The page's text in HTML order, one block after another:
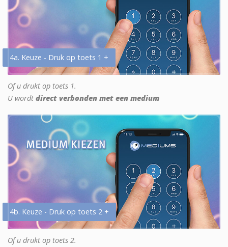
4a. Keuze - Druk op toets 1 +
Of u drukt op toets 1.
U wordt direct verbonden met een medium
4b. Keuze - Druk op toets 2 +
Of u drukt op toets 2.